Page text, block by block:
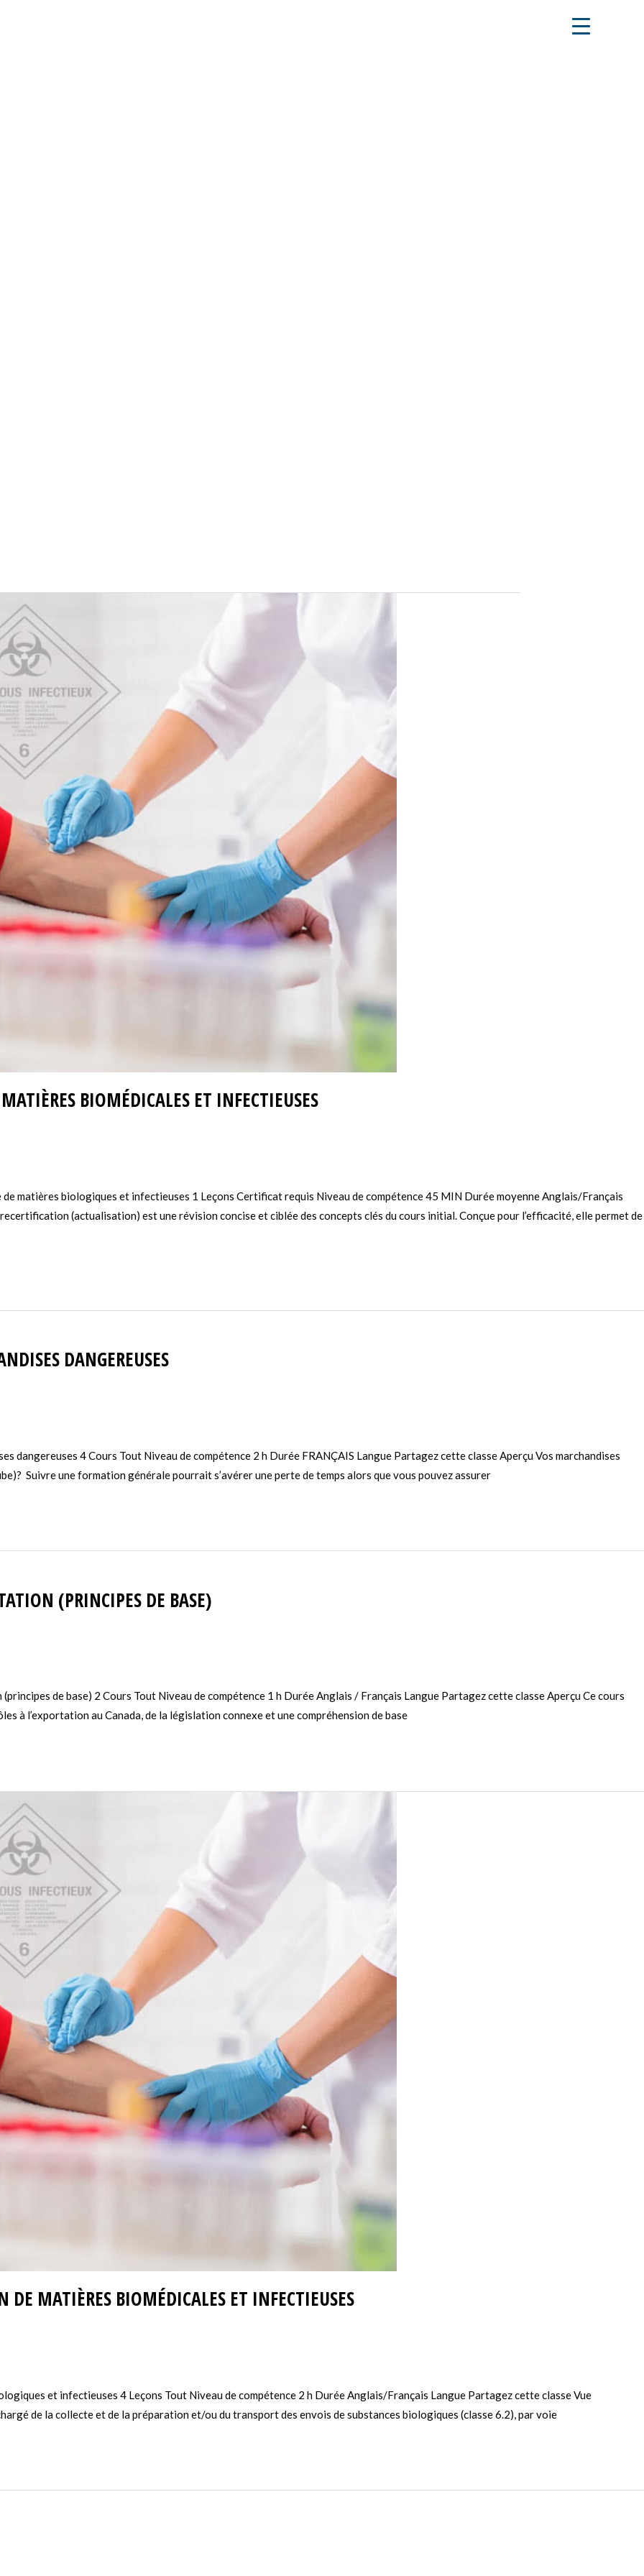
BIOMÉDICALES ET INFECTIEUSES
matières biologiques et infectieuses 1 Leçons Certificat requis Niveau de compétence 45 MIN Durée moyenne Anglais/Français
(actualisation) est une révision concise et ciblée des concepts clés du cours initial. Conçue pour l’efficacité, elle permet de
DANGEREUSES
dangereuses 4 Cours Tout Niveau de compétence 2 h Durée FRANÇAIS Langue Partagez cette classe Aperçu Vos marchandises
Suivre une formation générale pourrait s’avérer une perte de temps alors que vous pouvez assurer
(PRINCIPES DE BASE)
de base) 2 Cours Tout Niveau de compétence 1 h Durée Anglais / Français Langue Partagez cette classe Aperçu Ce cours
à l’exportation au Canada, de la législation connexe et une compréhension de base
MATIÈRES BIOMÉDICALES ET INFECTIEUSES
et infectieuses 4 Leçons Tout Niveau de compétence 2 h Durée Anglais/Français Langue Partagez cette classe Vue
de la collecte et de la préparation et/ou du transport des envois de substances biologiques (classe 6.2), par voie